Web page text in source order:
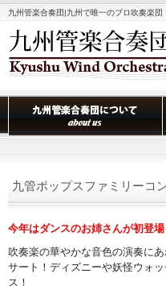
九州管楽合奏団|九州で唯一のプロ吹奏楽団
九管ポップスファミリーコ
今年はダンスのお姉さんが初登
吹奏楽の華やかな音色の演奏に
サート！ディズニーや妖怪ウォ
ス！